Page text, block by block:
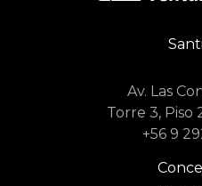
Av. Las
Torre 3, Piso
+56 9